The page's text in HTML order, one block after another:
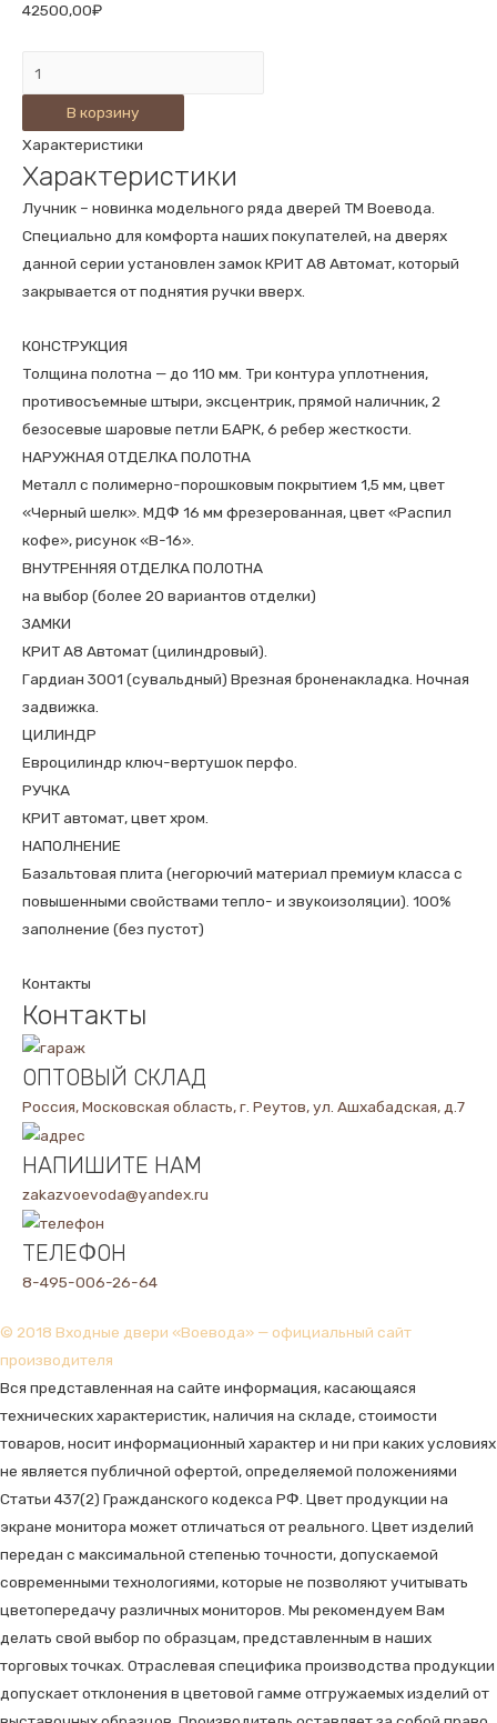
42500,00₽
ВХОДНАЯ
ДВЕРЬ
ЛУЧНИК-6
В-7
ВЕНГЕ
В корзину
Характеристики
Характеристики
Лучник – новинка модельного ряда дверей ТМ Воевода.
Специально для комфорта наших покупателей, на дверях
данной серии установлен замок КРИТ А8 Автомат, который
закрывается от поднятия ручки вверх.
КОНСТРУКЦИЯ
Толщина полотна — до 110 мм. Три контура уплотнения,
противосъемные штыри, эксцентрик, прямой наличник, 2
безосевые шаровые петли БАРК, 6 ребер жесткости.
НАРУЖНАЯ ОТДЕЛКА ПОЛОТНА
Металл с полимерно-порошковым покрытием 1,5 мм, цвет
«Черный шелк». МДФ 16 мм фрезерованная, цвет «Распил
кофе», рисунок «В-16».
ВНУТРЕННЯЯ ОТДЕЛКА ПОЛОТНА
на выбор (более 20 вариантов отделки)
ЗАМКИ
КРИТ А8 Автомат (цилиндровый).
Гардиан 3001 (сувальдный) Врезная броненакладка. Ночная
задвижка.
ЦИЛИНДР
Евроцилиндр ключ-вертушок перфо.
РУЧКА
КРИТ автомат, цвет хром.
НАПОЛНЕНИЕ
Базальтовая плита (негорючий материал премиум класса с
повышенными свойствами тепло- и звукоизоляции). 100%
заполнение (без пустот)
Контакты
Контакты
ОПТОВЫЙ СКЛАД
Россия, Московская область, г. Реутов, ул. Ашхабадская, д.7
НАПИШИТЕ НАМ
zakazvoevoda@yandex.ru
ТЕЛЕФОН
8-495-006-26-64
© 2018 Входные двери «Воевода» — официальный сайт
производителя
Вся представленная на сайте информация, касающаяся
технических характеристик, наличия на складе, стоимости
товаров, носит информационный характер и ни при каких условиях
не является публичной офертой, определяемой положениями
Статьи 437(2) Гражданского кодекса РФ. Цвет продукции на
экране монитора может отличаться от реального. Цвет изделий
передан с максимальной степенью точности, допускаемой
современными технологиями, которые не позволяют учитывать
цветопередачу различных мониторов. Мы рекомендуем Вам
делать свой выбор по образцам, представленным в наших
торговых точках. Отраслевая специфика производства продукции
допускает отклонения в цветовой гамме отгружаемых изделий от